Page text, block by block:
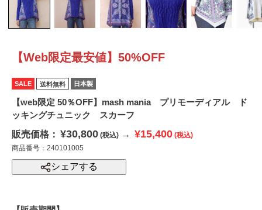
【Web限定最安値】50%OFF
SALE 送料無料 日本製
【web限定 50％OFF】mash mania プリモーディアル ド
ッキングチュニック スカーフ
販売価格： ¥30,800 (税込) → ¥15,400 (税込)
商品番号：240101005
シェアする